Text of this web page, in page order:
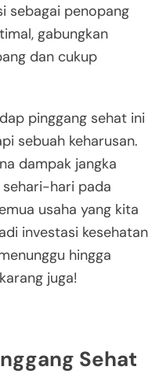
sebagai penopang
gabungkan
dan cukup
pinggang sehat ini
sebuah keharusan.
dampak jangka
hari pada
usaha yang kita
investasi kesehatan
hingga
juga!
Sehat